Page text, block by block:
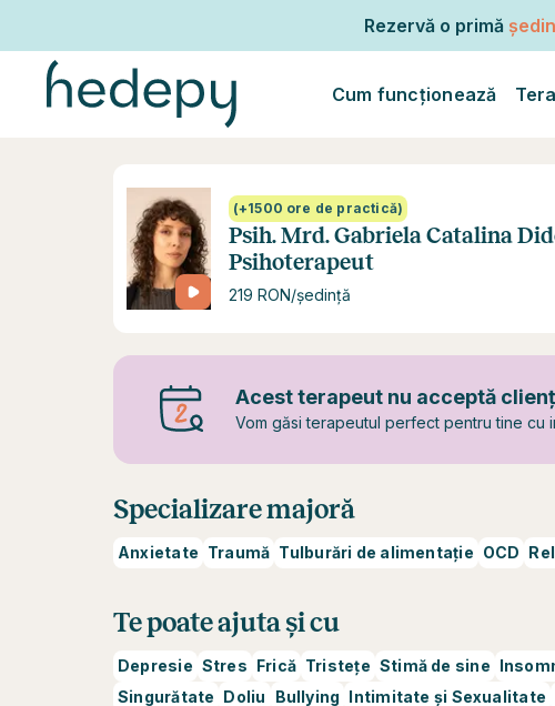
Rezervă o primă
Cum funcționează
(+1500 ore de practică)
Psih. Mrd. Gabriela Catalina
Psihoterapeut
219 RON/ședință
Acest terapeut nu acceptă
Vom găsi terapeutul perfect pentru tine cu
Specializare majoră
Anxietate Traumă Tulburări de alimentație OCD
Te poate ajuta și cu
Depresie Stres Frică Tristețe Stimă de sine
Singurătate Doliu Bullying Intimitate și Sexualitate